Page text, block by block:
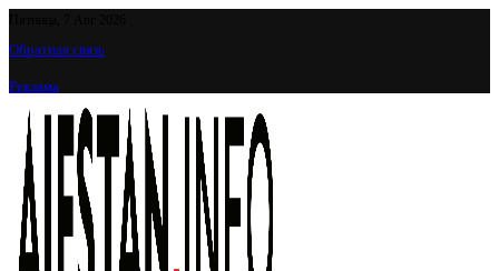
Обратная связь
Реклама